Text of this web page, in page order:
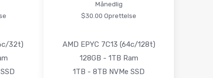
32t)
Månedlig
$30.00 Oprettelse
AMD EPYC 7C13 (64c/128t)
128GB - 1TB Ram
1TB - 8TB NVMe SSD